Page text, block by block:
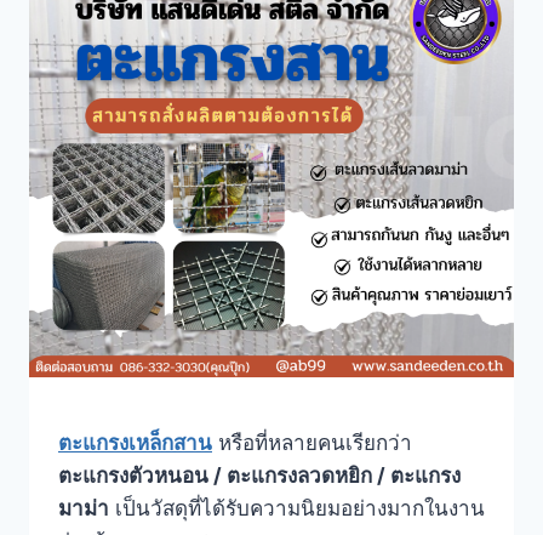
ตะแกรงเหล็กสาน หรือที่หลายคนเรียกว่า
ตะแกรงตัวหนอน / ตะแกรงลวดหยิก / ตะแกรง
มาม่า เป็นวัสดุที่ได้รับความนิยมอย่างมากในงาน